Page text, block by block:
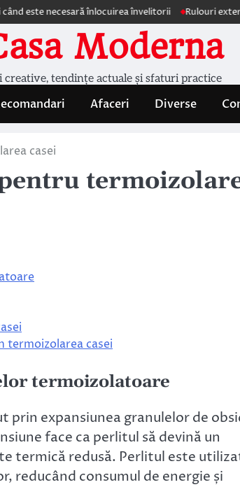
necesară înlocuirea învelitorii Rulouri exterioare
Moderna
creative, tendințe actuale și sfaturi practice
Afaceri Diverse
casei
termoizolarea casei
termoizolatoare
expansiunea granulelor de
face ca perlitul să devină un
termică redusă. Perlitul este
reducând consumul de energie și